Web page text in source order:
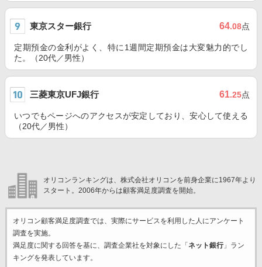
東京スター銀行 64.08点
定期預金の金利がよく、特に1週間定期預金は大変魅力的でし
た。（20代／男性）
三菱東京UFJ銀行 61.25点
いつでもページへのアクセスが安定しており、安心して使える
（20代／男性）
オリコンランキングは、株式会社オリコンを前身企業に1967年より
スタート。2006年からは顧客満足度調査を開始。
オリコン顧客満足度調査では、実際にサービスを利用した 人にアンケート
調査を実施。
満足度に関する回答を基に、調査企業社を対象にした「 ネット銀行」ラン
キングを発表しています。